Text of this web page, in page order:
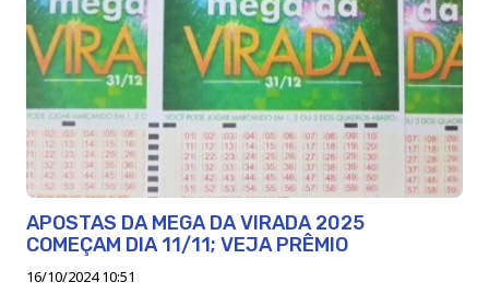
APOSTAS DA MEGA DA VIRADA 2025
COMEÇAM DIA 11/11; VEJA PRÊMIO
16/10/2024 10:51